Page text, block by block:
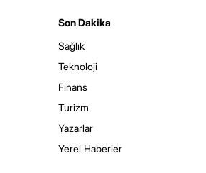
Son Dakika
Sağlık
Teknoloji
Finans
Turizm
Yazarlar
Yerel Haberler